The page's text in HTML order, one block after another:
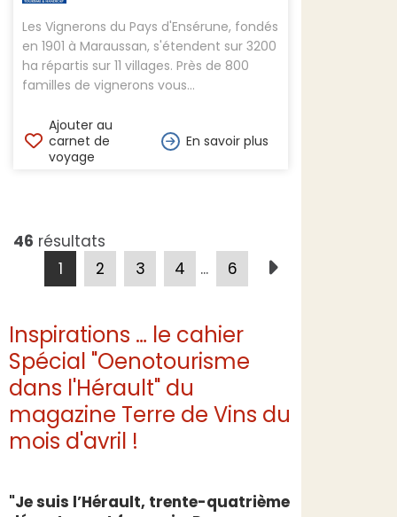
Les Vignerons du Pays d'Ensérune, fondés
en 1901 à Maraussan, s'étendent sur 3200
ha répartis sur 11 villages. Près de 800
familles de vignerons vous...
Ajouter au
carnet de
voyage
En savoir plus
46 résultats
1
2 3 4 ... 6
Inspirations … le cahier
Spécial "Oenotourisme
dans l'Hérault" du
magazine Terre de Vins du
mois d'avril !
"Je suis l’Hérault, trente-quatrième